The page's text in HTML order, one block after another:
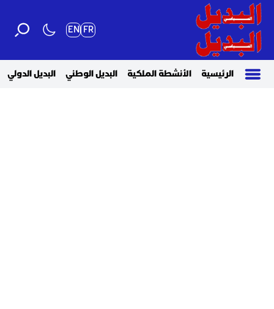
FR
EN
الرئيسية الأنشطة الملكية البديل الوطني البديل الدولي